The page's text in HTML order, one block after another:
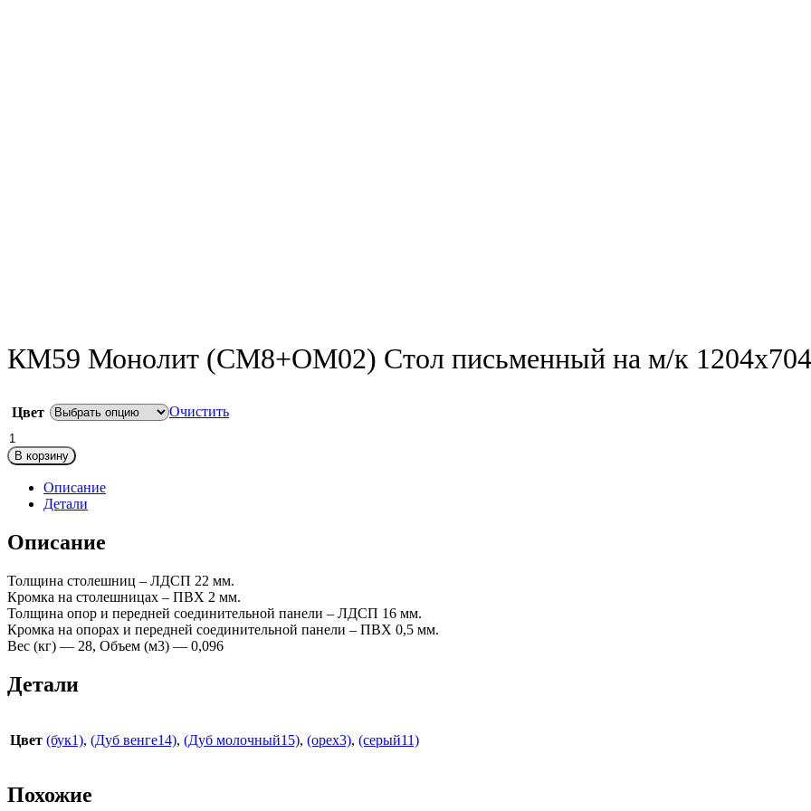
КМ59 Монолит (СМ8+ОМ02) Стол письменный на м/к
Цвет
Очистить
Количество
товара
КМ59
Монолит
(СМ8+ОМ02)
письменный
на
к
1204х704х756
В корзину
Описание
Детали
Описание
Толщина столешниц – ЛДСП 22 мм.
Кромка на столешницах – ПВХ 2 мм.
Толщина опор и передней соединительной панели – ЛДСП 16 мм.
Кромка на опорах и передней соединительной панели – ПВХ 0,5 мм.
Вес (кг) — 28, Объем (м3) — 0,096
Детали
Цвет (бук1), (Дуб венге14), (Дуб молочный15), (орех3), (серый11)
Похожие